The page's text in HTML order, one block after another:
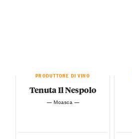
PRODUTTORE DI VINO
Tenuta Il Nespolo
— Moasca —